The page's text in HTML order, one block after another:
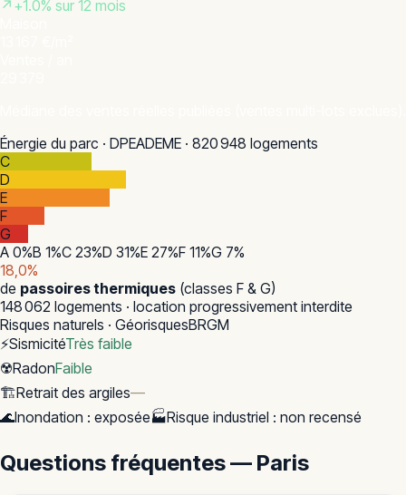
↗ +1.0% sur 12 mois
Énergie du parc · DPEADEME · 820 948 logements
C
D
E
F
G
A 0%B 1%C 23%D 31%E 27%F 11%G 7%
18,0%
de passoires thermiques (classes F & G)
148 062 logements · location progressivement interdite
Risques naturels · GéorisquesBRGM
⚡SismicitéTrès faible
☢️RadonFaible
🏗️Retrait des argiles—
🌊Inondation : exposée🏭Risque industriel : non recensé
Questions fréquentes — Paris